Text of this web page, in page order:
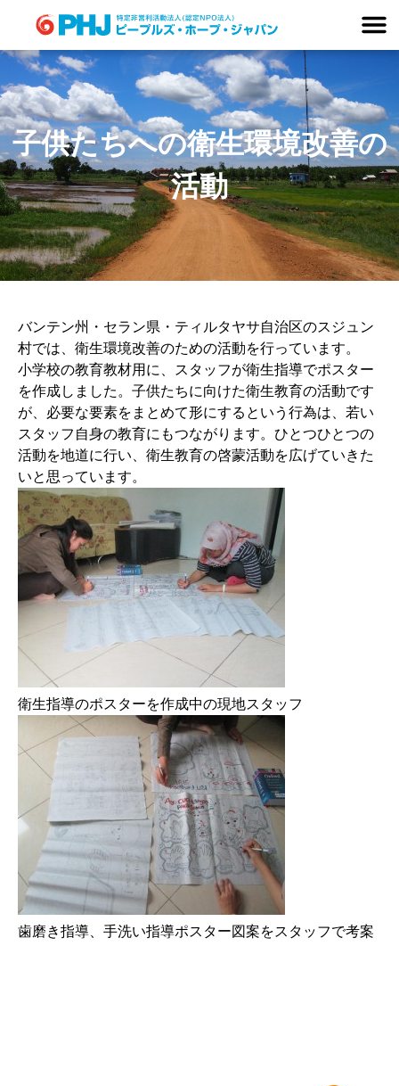
content
子供たちへの衛生環境改善の
活動
バンテン州・セラン県・ティルタヤサ自治区のスジュン
村では、衛生環境改善のための活動を行っています。
小学校の教育教材用に、スタッフが衛生指導でポスター
を作成しました。子供たちに向けた衛生教育の活動です
が、必要な要素をまとめて形にするという行為は、若い
スタッフ自身の教育にもつながります。ひとつひとつの
活動を地道に行い、衛生教育の啓蒙活動を広げていきた
いと思っています。
衛生指導のポスターを作成中の現地スタッフ
歯磨き指導、手洗い指導ポスター図案をスタッフで考案